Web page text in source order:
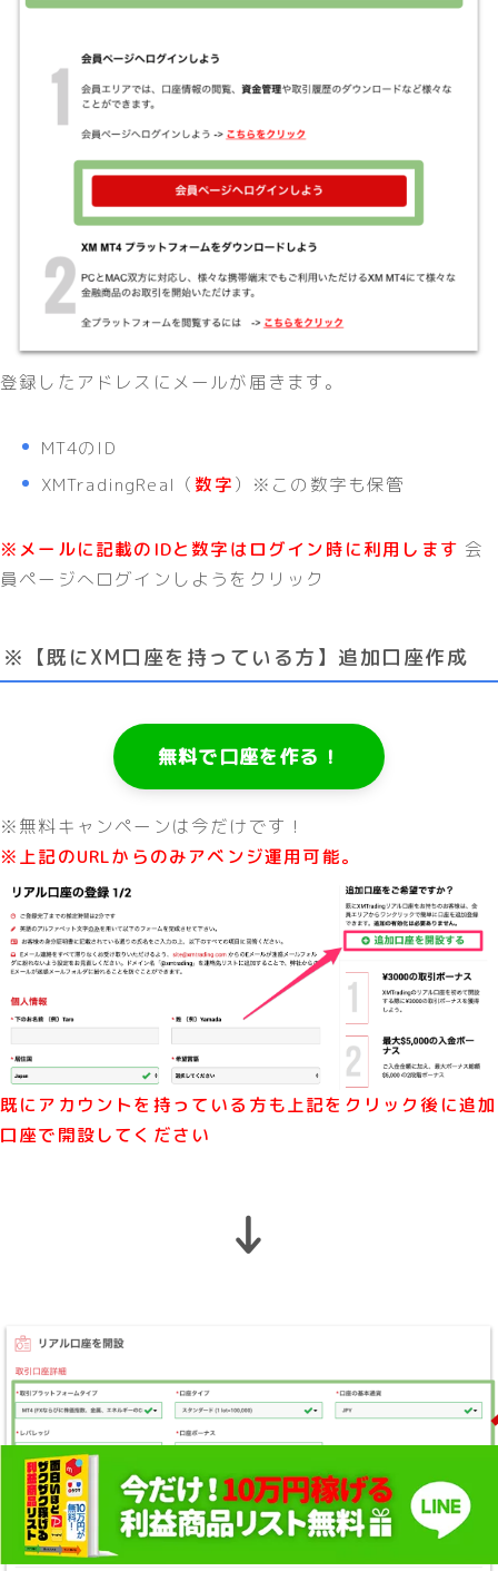
登録したアドレスにメールが届きます。
MT4のID
XMTradingReal（ 数字）※この数字も保管
※メールに記載のIDと数字はログイン時に利用します 会
員ページへログインしようをクリック
※【既にXM口座を持っている方】追加口座作成
無料で口座を作る！
※無料キャンペーンは今だけです！
※上記のURLからのみアベンジ運用可能。
既にアカウントを持っている方も上記をクリック後に追加
口座で開設してください
↓